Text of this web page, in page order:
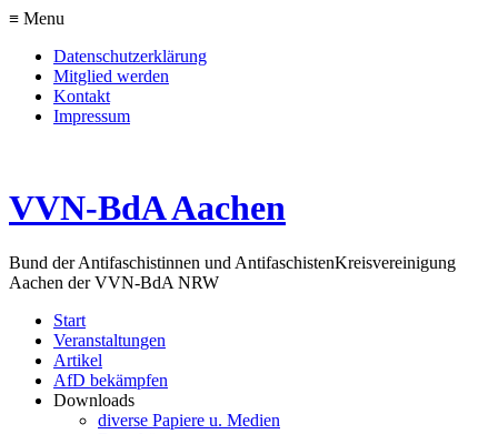
≡ Menu
Datenschutzerklärung
Mitglied werden
Kontakt
Impressum
VVN-BdA Aachen
Bund der Antifaschistinnen und AntifaschistenKreisvereinigung
Aachen der VVN-BdA NRW
Start
Veranstaltungen
Artikel
AfD bekämpfen
Downloads
diverse Papiere u. Medien